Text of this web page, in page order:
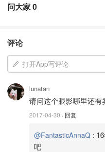
问大家0
评论
打开App写评论
lunatan
请问这个眼影哪里还
2017-04-30 · 回复
@FantasticAnnaQ :
吧